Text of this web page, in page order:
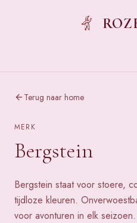
Terug naar home
MERK
Bergstein
Bergstein staat voor stoere,
tijdloze kleuren.
voor avonturen in elk seizoen.